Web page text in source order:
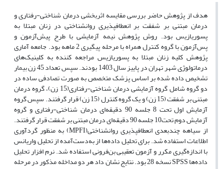
هدف از پژوهش حاضر بررسی مقایسه اثربخشی درمان شناختی-رفتاری و
درمان مبتنی بر شفقت بر انعطاف‏پذیری روانشناختی در زنان مبتلا به
پسوریازیس بود. روش پژوهش نیمه آزمایشی با طرح پیش‌آزمون و
پس‌آزمون با گروه کنترل همراه با مرحله پیگیری 2 ماهه بود. جامعه آماری
پژوهش کلیه زنان مبتلا به پسوریازیس مراجعه کننده به کلینیک‌های
درماتولوژی شهر تهران در پاییز سال 1403 بودند. سپس تعداد 45 زن بیمار
تشخیص داده شده بر اساس پزشک متخصص به صورت تصادفی ساده در
دو گروه شامل گروه آزمایشی درمان شناختی-رفتاری(15 زن)، گروه درمان
مبتنی بر شفقت (15 زن) و یک گروه کنترل (15 زن) قرار گرفتند. سپس گروه‌‌
آزمایش اول تحت 8 جلسه 90 دقیقه‌ای درمان شناختی-رفتاری و گروه
آزمایش دوم تحت10 جلسه 90 دقیقه‌ای درمان مبتنی بر شفقت قرار گرفتند.
از سیاهه چندبعدی انعطاف‏پذیری روانشناختی(MPFI) به منظور گردآوری
اطلاعات استفاده شد. ‌برای تحلیل داده‌ها از به‌دست‌آمده از تحلیل واریانس
با اندازه‌گیری مکرر و آزمون تعقیبی بن‌فرونی استفاده شد. نرم افزار تحلیل
داده‌ها SPSS نسخه 28 بود. نتایج نشان داد هر دو مداخله مذکور در مرحله